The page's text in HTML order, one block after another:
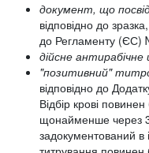
документ, що
відповідно до
до Регламенту (ЄС)
дійсне
"позитивний"
відповідно до
Відбір крові
щонайменше через
задокументований в